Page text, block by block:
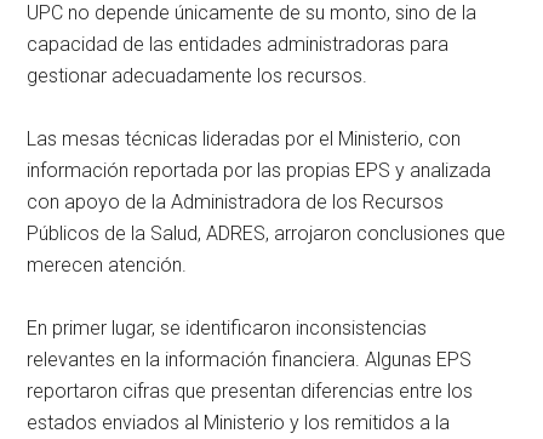
UPC no depende únicamente de su monto, sino de la
capacidad de las entidades administradoras para
gestionar adecuadamente los recursos.
Las mesas técnicas lideradas por el Ministerio, con
información reportada por las propias EPS y analizada
con apoyo de la Administradora de los Recursos
Públicos de la Salud, ADRES, arrojaron conclusiones que
merecen atención.
En primer lugar, se identificaron inconsistencias
relevantes en la información financiera. Algunas EPS
reportaron cifras que presentan diferencias entre los
estados enviados al Ministerio y los remitidos a la